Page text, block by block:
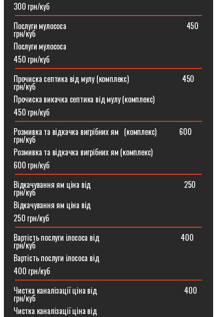
300 грн/куб
Послуги мулососа⠀⠀⠀⠀⠀⠀⠀⠀⠀⠀⠀⠀⠀⠀⠀⠀⠀⠀⠀⠀⠀450
грн/куб
Послуги мулососа
450 грн/куб
Прочиска септика від мулу (комплекс) ⠀⠀⠀⠀⠀⠀⠀⠀⠀450
грн/куб
Прочиска викачка септика від мулу (комплекс)
450 грн/куб
Розмивка та відкачка вигрібних ям⠀(комплекс)⠀⠀⠀⠀600
грн/куб
Розмивка та відкачка вигрібних ям (комплекс)⠀
600 грн/куб
Відкачування ям ціна від ⠀⠀⠀⠀⠀⠀⠀⠀⠀⠀⠀⠀⠀⠀⠀⠀250
грн/куб
Відкачування ям ціна від
250 грн/куб
Вартість послуги ілососа від ⠀⠀⠀⠀⠀⠀⠀⠀⠀⠀⠀⠀⠀⠀400
грн/куб
Вартість послуги ілососа від
400 грн/куб
Чистка каналізації ціна від ⠀⠀⠀⠀⠀⠀⠀⠀⠀⠀⠀⠀⠀⠀⠀400
грн/куб
Чистка каналізації ціна від